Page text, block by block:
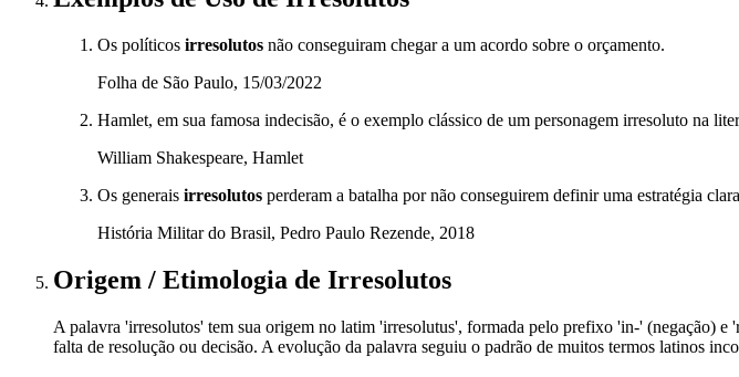
Os políticos irresolutos não conseguiram chegar a um acordo sobre o orçamento.
Folha de São Paulo, 15/03/2022
Hamlet, em sua famosa indecisão, é o exemplo clássico de um personagem irresoluto na
William Shakespeare, Hamlet
Os generais irresolutos perderam a batalha por não conseguirem definir uma estratégia
História Militar do Brasil, Pedro Paulo Rezende, 2018
Origem / Etimologia de Irresolutos
A palavra 'irresolutos' tem sua origem no latim 'irresolutus', formada pelo prefixo 'in-' (negação)
falta de resolução ou decisão. A evolução da palavra seguiu o padrão de muitos termos latinos